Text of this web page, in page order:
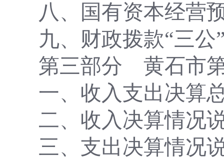
八 、国有资本经营
九、财政拨款“三公
第三部分 黄石市
一、收入支出决算
二、收入决算情况
三、支出决算情况